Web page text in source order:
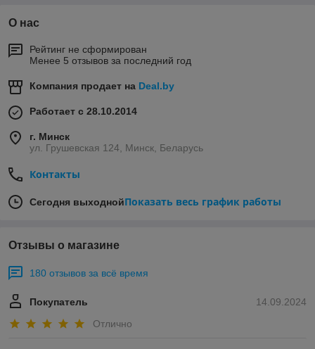
О нас
Рейтинг не сформирован
Менее 5 отзывов за последний год
Компания продает на Deal.by
Работает с 28.10.2014
г. Минск
ул. Грушевская 124, Минск, Беларусь
Контакты
Сегодня выходнойПоказать весь график работы
Отзывы о магазине
180 отзывов за всё время
14.09.2024
Покупатель
Отлично